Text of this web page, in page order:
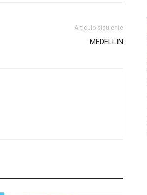
Artículo siguiente
MEDELLIN